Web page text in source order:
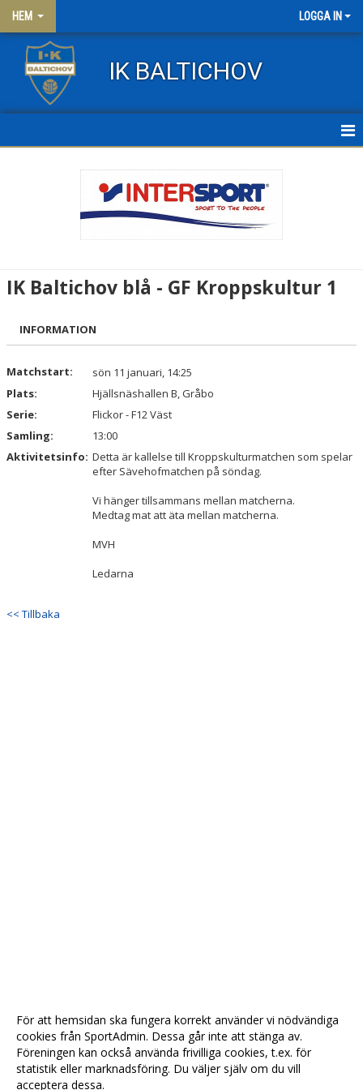
HEM LOGGA IN
IK BALTICHOV
KALENDER
VÅRA LAG & LEDARE
MATCHER
IK Baltichov blå - GF Kroppskultur 1
INFORMATION
Matchstart:
sön 11 januari, 14:25
Plats:
Hjällsnäshallen B, Gråbo
Serie:
Flickor - F12 Väst
Samling:
13:00
Aktivitetsinfo: Detta är kallelse till Kroppskulturmatchen som spelar
efter Sävehofmatchen på söndag.
Vi hänger tillsammans mellan matcherna.
Medtag mat att äta mellan matcherna.
MVH
Ledarna
<< Tillbaka
För att hemsidan ska fungera korrekt använder vi nödvändiga
cookies från SportAdmin. Dessa går inte att stänga av.
Föreningen kan också använda frivilliga cookies, t.ex. för
statistik eller marknadsföring. Du väljer själv om du vill
acceptera dessa.